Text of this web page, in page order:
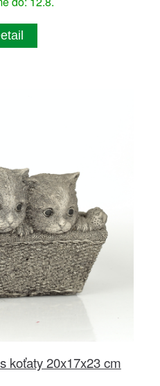
koťaty 20x17x23 cm